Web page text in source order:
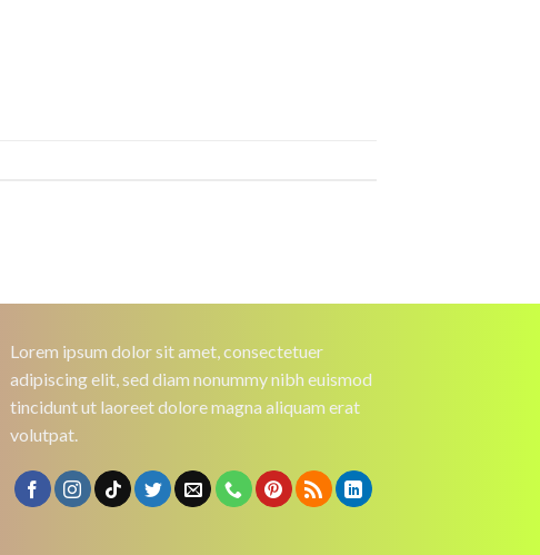
Lorem ipsum dolor sit amet, consectetuer
adipiscing elit, sed diam nonummy nibh euismod
tincidunt ut laoreet dolore magna aliquam erat
volutpat.